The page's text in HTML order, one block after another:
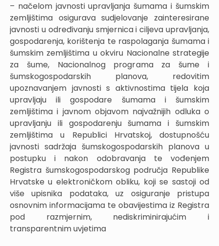
– načelom javnosti upravljanja šumama i šumskim
zemljištima osigurava sudjelovanje zainteresirane
javnosti u određivanju smjernica i ciljeva upravljanja,
gospodarenja, korištenja te raspolaganja šumama i
šumskim zemljištima u okviru Nacionalne strategije
za šume, Nacionalnog programa za šume i
šumskogospodarskih planova, redovitim
upoznavanjem javnosti s aktivnostima tijela koja
upravljaju ili gospodare šumama i šumskim
zemljištima i javnom objavom najvažnijih odluka o
upravljanju ili gospodarenju šumama i šumskim
zemljištima u Republici Hrvatskoj, dostupnošću
javnosti sadržaja šumskogospodarskih planova u
postupku i nakon odobravanja te vođenjem
Registra šumskogospodarskog područja Republike
Hrvatske u elektroničkom obliku, koji se sastoji od
više upisnika podataka, uz osiguranje pristupa
osnovnim informacijama te obavijestima iz Registra
pod razmjernim, nediskriminirajućim i
transparentnim uvjetima